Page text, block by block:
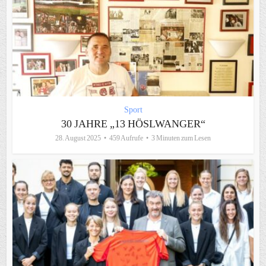
Sport
30 JAHRE „13 HÖSLWANGER“
28. August 2025 459 Aufrufe 3 Minuten zum Lesen